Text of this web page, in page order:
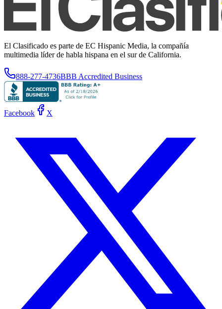
El Clasificado es parte de EC Hispanic Media, la compañía
multimedia líder de habla hispana en el sur de California.
888-277-4736BBB Accredited Business
Facebook X